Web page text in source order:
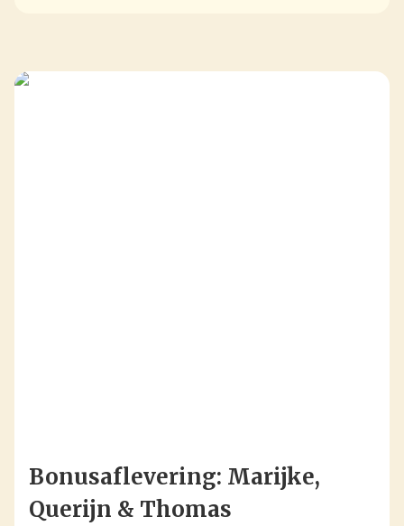
Bonusaflevering: Marijke,
Querijn & Thomas